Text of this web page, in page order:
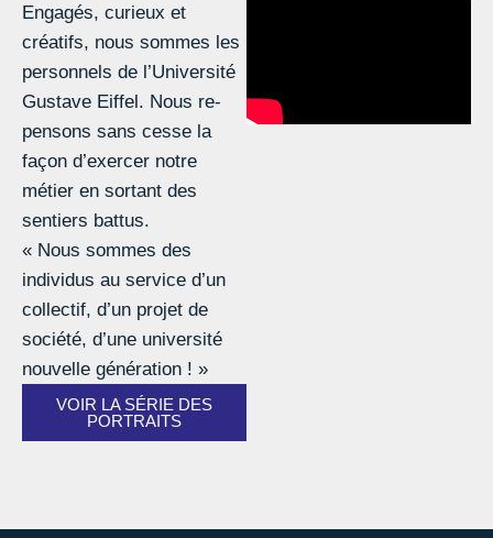
Engagés, curieux et
créatifs, nous sommes les
personnels de l’Université
Gustave Eiffel. Nous re-
pensons sans cesse la
façon d’exercer notre
métier en sortant des
sentiers battus.
« Nous sommes des
individus au service d’un
collectif, d’un projet de
société, d’une université
nouvelle génération ! »
VOIR LA SÉRIE DES
PORTRAITS